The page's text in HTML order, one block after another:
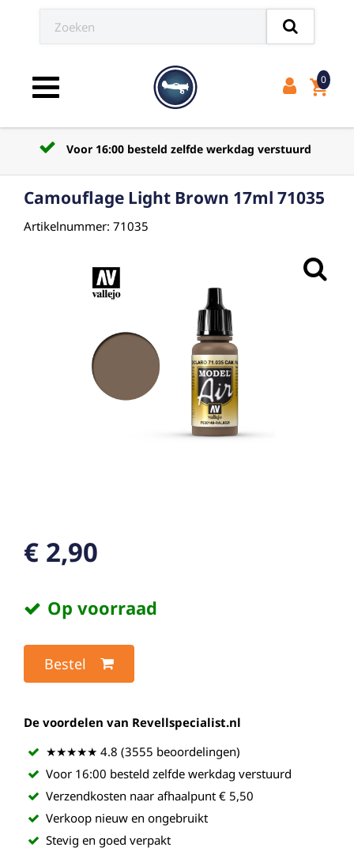
Toggle navigation shopping_cart
0
Voor 16:00 besteld zelfde werkdag verstuurd
Camouflage Light Brown 17ml 71035
Artikelnummer: 71035
€ 2,90
Op voorraad
Bestel
De voordelen van Revellspecialist.nl
★★★★★ 4.8 (3555 beoordelingen)
Voor 16:00 besteld zelfde werkdag verstuurd
Verzendkosten naar afhaalpunt € 5,50
Verkoop nieuw en ongebruikt
Stevig en goed verpakt